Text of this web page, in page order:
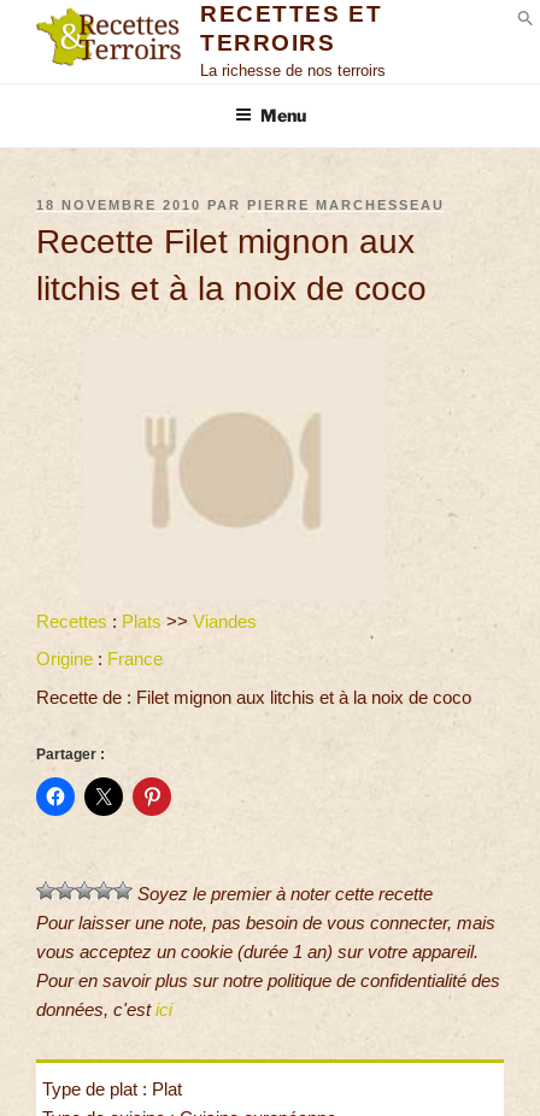
RECETTES ET
TERROIRS
La richesse de nos terroirs
Menu
18 NOVEMBRE 2010 PAR PIERRE MARCHESSEAU
Recette Filet mignon aux
litchis et à la noix de coco
Recettes : Plats >> Viandes
Origine : France
Recette de : Filet mignon aux litchis et à la noix de coco
Partager :
Soyez le premier à noter cette recette
Pour laisser une note, pas besoin de vous connecter, mais
vous acceptez un cookie (durée 1 an) sur votre appareil.
Pour en savoir plus sur notre politique de confidentialité des
données, c'estici
Type de plat : Plat